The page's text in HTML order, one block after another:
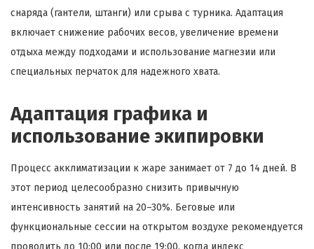
снаряда (гантели, штанги) или срыва с турника. Адаптация
включает снижение рабочих весов, увеличение времени
отдыха между подходами и использование магнезии или
специальных перчаток для надежного хвата.
Адаптация графика и
использование экипировки
Процесс акклиматизации к жаре занимает от 7 до 14 дней. В
этот период целесообразно снизить привычную
интенсивность занятий на 20–30%. Беговые или
функциональные сессии на открытом воздухе рекомендуется
проводить до 10:00 или после 19:00, когда индекс